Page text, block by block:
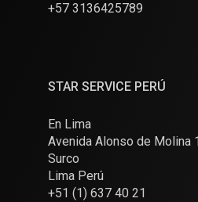
+57 3136425789
STAR SERVICE PERÚ
En Lima
Avenida Alonso de Molina
Surco
Lima Perú
+51 (1) 637 40 21